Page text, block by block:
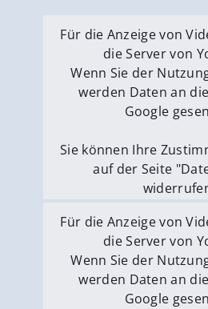
Für die Anzeige von
die Server von
Wenn Sie der
werden Daten an
Google
Sie können Ihre
auf der Seite
Externe Medien
Für die Anzeige von
die Server von
Wenn Sie der
werden Daten an
Google